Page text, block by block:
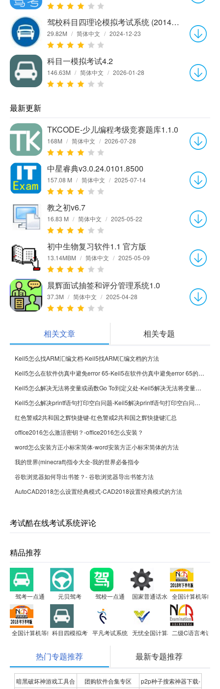
驾校科目四理论模拟考试系统 (2014题库C1,B2)5.65
29.82M / 简体中文 / 2024-12-23
科目一模拟考试4.2
146.63M / 简体中文 / 2026-01-28
最新更新
TKCODE-少儿编程考级竞赛题库1.1.0
168M / 简体中文 / 2026-07-28
中星睿典v3.0.24.0101.8500
157.08 M / 简体中文 / 2025-07-14
教之初v6.7
16.83 M / 简体中文 / 2025-05-22
初中生物复习软件1.1 官方版
13.14MBM / 简体中文 / 2025-05-09
晨辉面试抽签和评分管理系统1.0
37.3M / 简体中文 / 2025-04-28
相关文章 相关专题
Keil5怎么找ARM汇编文档-Keil5找ARM汇编文档的方法
Keil5怎么在软件仿真中避免error 65-Keil5在软件仿真中避免error 65的方法
Keil5怎么解决无法将变量或函数Go To到定义处-Keil5解决无法将变量或函数Go To到定义处的方法
Keil5怎么解决printf语句打印空白问题-Keil5解决printf语句打印空白问题的方法
红色警戒2共和国之辉快捷键-红色警戒2共和国之辉快捷键汇总
office2016怎么激活密钥？-office2016怎么安装？
word怎么安装方正小标宋简体-word安装方正小标宋简体的方法
我的世界(minecraft)指令大全-我的世界必备指令
谷歌浏览器如何导出书签？- 谷歌浏览器导出书签方法
AutoCAD2018怎么设置经典模式-CAD2018设置经典模式的方法
考试酷在线考试系统评论
精品推荐
驾考一点通 元贝驾考 驾校一点通 国家普通话水平测试模拟测试及
全国计算机等级
全国计算机等级考试全真模拟考试二级MS Office高级应用
科目四模拟考试平凡考试系统 无忧全国计算机等级考试超级模
二级C语言考试系
热门专题推荐 最新专题推荐
暗黑破坏神游戏工具合 团购软件合集专区 p2p种子搜索神器下载-